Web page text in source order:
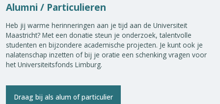
Alumni / Particulieren
Heb jij warme herinneringen aan je tijd aan de Universiteit
Maastricht? Met een donatie steun je onderzoek, talentvolle
studenten en bijzondere academische projecten. Je kunt ook je
nalatenschap inzetten of bij je oratie een schenking vragen voor
het Universiteitsfonds Limburg.
Draag bij als alum of particulier